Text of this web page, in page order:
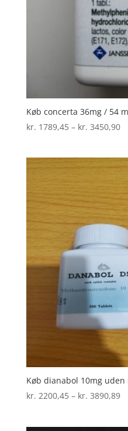
Køb concerta 36mg / 54
kr. 1789,45 – kr. 3450,90
Køb dianabol 10mg
kr. 2200,45 – kr. 3890,89